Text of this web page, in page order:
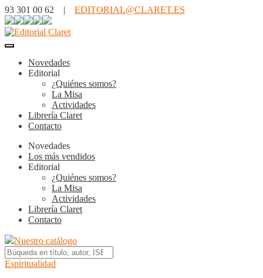
93 301 00 62 | EDITORIAL@CLARET.ES
Novedades
Editorial
¿Quiénes somos?
La Misa
Actividades
Librería Claret
Contacto
Novedades
Los más vendidos
Editorial
¿Quiénes somos?
La Misa
Actividades
Librería Claret
Contacto
Nuestro catálogo
Espiritualidad